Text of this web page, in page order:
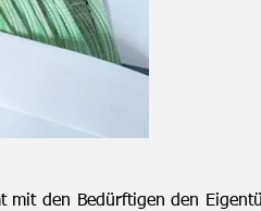
den Bedürftigen den